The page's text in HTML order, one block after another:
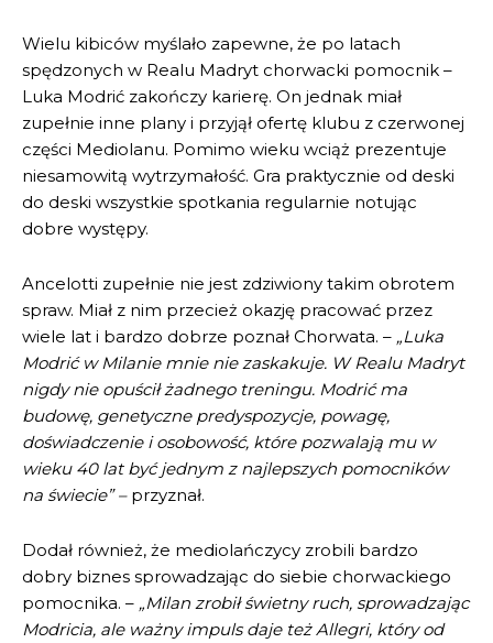
Wielu kibiców myślało zapewne, że po latach
spędzonych w Realu Madryt chorwacki pomocnik –
Luka Modrić zakończy karierę. On jednak miał
zupełnie inne plany i przyjął ofertę klubu z czerwonej
części Mediolanu. Pomimo wieku wciąż prezentuje
niesamowitą wytrzymałość. Gra praktycznie od deski
do deski wszystkie spotkania regularnie notując
dobre występy.
Ancelotti zupełnie nie jest zdziwiony takim obrotem
spraw. Miał z nim przecież okazję pracować przez
wiele lat i bardzo dobrze poznał Chorwata. – „Luka
Modrić w Milanie mnie nie zaskakuje. W Realu Madryt
nigdy nie opuścił żadnego treningu. Modrić ma
budowę, genetyczne predyspozycje, powagę,
doświadczenie i osobowość, które pozwalają mu w
wieku 40 lat być jednym z najlepszych pomocników
na świecie” – przyznał.
Dodał również, że mediolańczycy zrobili bardzo
dobry biznes sprowadzając do siebie chorwackiego
pomocnika. – „Milan zrobił świetny ruch, sprowadzając
Modricia, ale ważny impuls daje też Allegri, który od